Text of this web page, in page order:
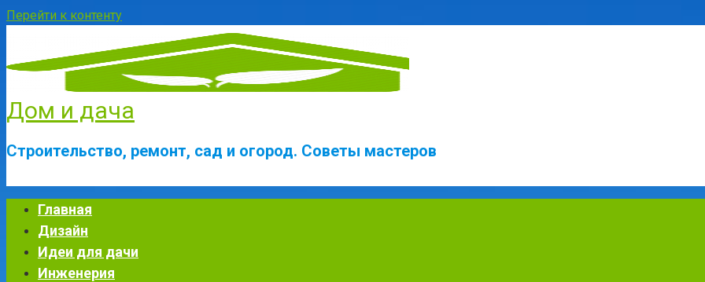
Перейти к контенту
Дом и дача
Строительство, ремонт, сад и огород. Советы мастеров
Главная
Дизайн
Идеи для дачи
Инженерия